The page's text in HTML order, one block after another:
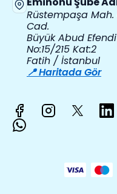
Rüstempaşa
Cad.
Büyük Abud
No:15/215 Kat:2
Fatih / İstanbul
📍 Haritada Gör